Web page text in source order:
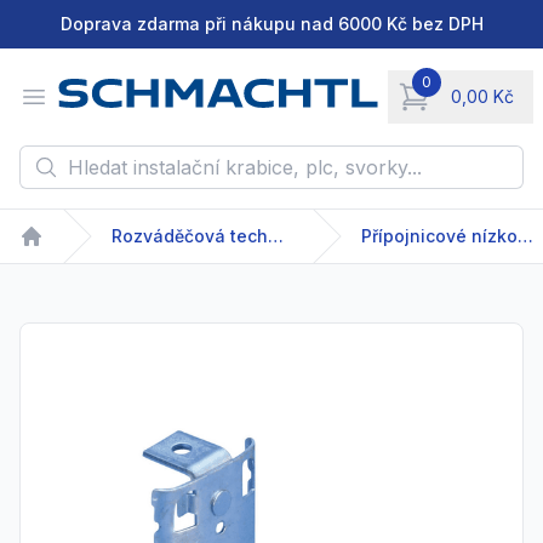
Doprava zdarma při nákupu nad 6000 Kč bez DPH
Open menu
0
0,00 Kč
items in cart,
Hledat instalační krabice, plc, svorky...
Home
Rozváděčová technika Přípojnicové nízkonapětové systémy